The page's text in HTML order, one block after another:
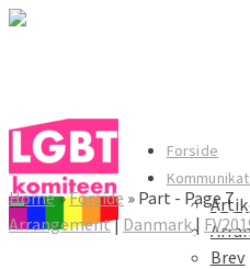
Forside
Brev
LGBT
Home»Forside » Part - Page 7
Arrangement| Danmark|